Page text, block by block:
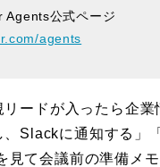
Agents公式ページ
agents
ードが入ったら企業
、Slackに通知する」
て会議前の準備メモ